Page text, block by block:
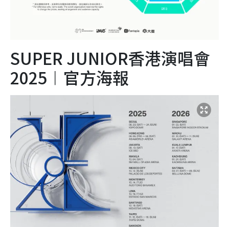
SUPER JUNIOR香港演唱會
2025︱官方海報